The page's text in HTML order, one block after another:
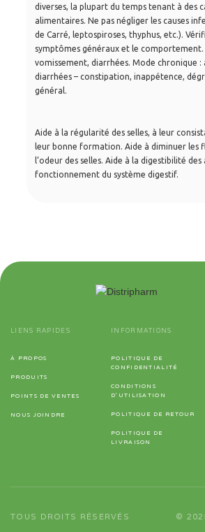
diverses, la plupart du temps tenant à des
alimentaires. Ne pas négliger les causes
de Carré, leptospiroses, thyphus, etc.).
symptômes généraux et le comportement.
vomissement, diarrhées. Mode chronique :
diarrhées – constipation, inappétence,
général.
Aide à la régularité des selles, à leur
leur bonne formation. Aide à diminuer les
l’odeur des selles. Aide à la digestibilité
fonctionnement du système digestif.
LIENS RAPIDES
À PROPOS
PRODUITS
POINTS DE VENTES
NOUS JOINDRE
INFORMATIONS
POLITIQUE DE
CONFIDENTIALITÉ
CONDITIONS
D'UTILISATION
POLITIQUE DE RETOUR
POLITIQUE DE
LIVRAISON
TOUS DROITS RÉSERVÉS ©